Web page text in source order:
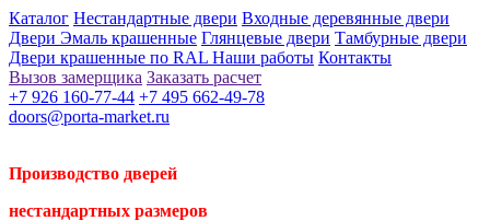
Каталог Нестандартные двери Входные деревянные двери
Двери Эмаль крашенные Глянцевые двери Тамбурные двери
Двери крашенные по RAL Наши работы Контакты
Вызов замерщика Заказать расчет
+7 926 160-77-44 +7 495 662-49-78
doors@porta-market.ru
Производство дверей
нестандартных размеров